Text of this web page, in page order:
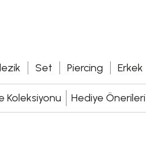
Set Piercing Erkek
Koleksiyonu Hediye Önerileri